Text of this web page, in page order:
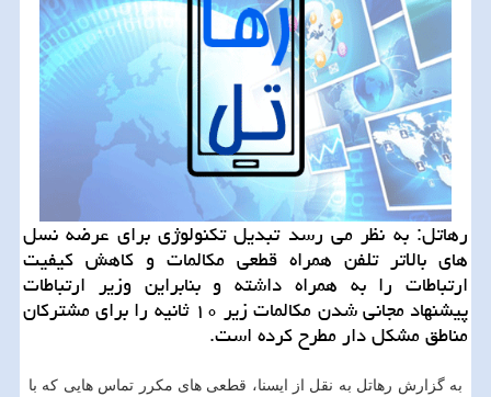
رهاتل: به نظر می رسد تبدیل تكنولوژی برای عرضه نسل
های بالاتر تلفن همراه قطعی مكالمات و كاهش كیفیت
ارتباطات را به همراه داشته و بنابراین وزیر ارتباطات
پیشنهاد مجانی شدن مكالمات زیر ۱۰ ثانیه را برای مشتركان
مناطق مشكل دار مطرح كرده است.
به گزارش رهاتل به نقل از ایسنا، قطعی های مكرر تماس هایی كه با